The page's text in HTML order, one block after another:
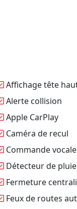
Affichage tête
Alerte collision
Apple CarPlay
Caméra de recul
Commande vocale
Détecteur de pluie
Fermeture
Feux de routes